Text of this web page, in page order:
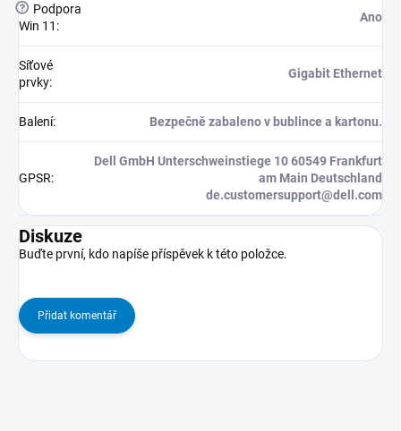
?
Podpora
Win 11 :
Ano
Síťové
prvky:
Gigabit Ethernet
Balení: Bezpečně zabaleno v bublince a kartonu.
GPSR:
Dell GmbH Unterschweinstiege 10 60549 Frankfurt
am Main Deutschland
de.customersupport@dell.com
Diskuze
Buďte první, kdo napíše příspěvek k této položce.
Přidat komentář